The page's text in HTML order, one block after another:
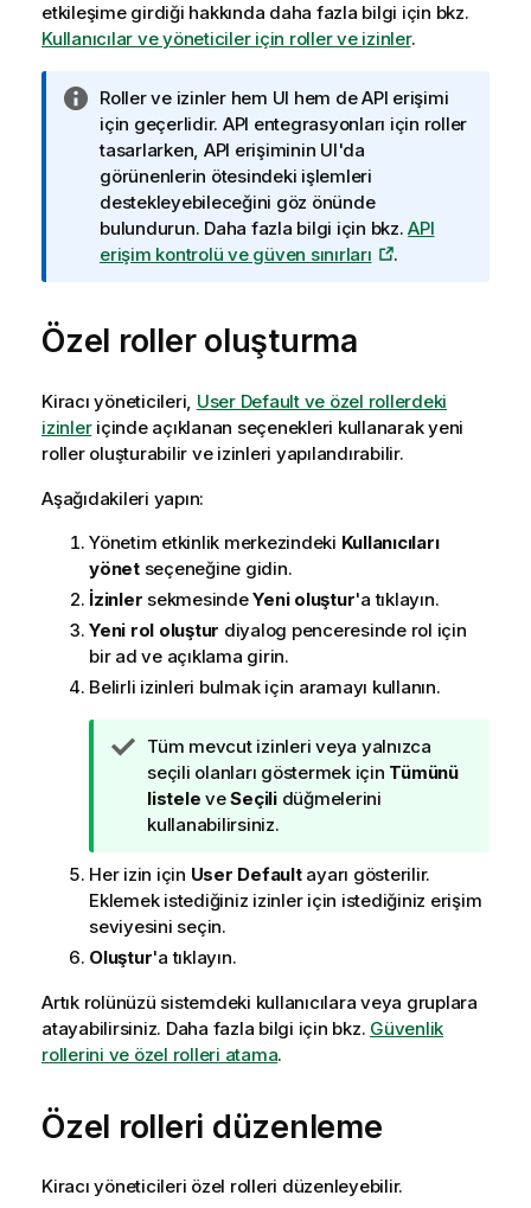
etkileşime girdiği hakkında daha fazla bilgi için bkz.
Kullanıcılar ve yöneticiler için roller ve izinler.
B
i
l
g
i
n
o
Roller ve izinler hem UI hem de API erişimi
için geçerlidir. API entegrasyonları için roller
tasarlarken, API erişiminin UI'da
görünenlerin ötesindeki işlemleri
destekleyebileceğini göz önünde
bulundurun. Daha fazla bilgi için bkz.API
erişim kontrolü ve güven sınırları
.
Özel roller oluşturma
Kiracı yöneticileri, User Default ve özel rollerdeki
izinleriçinde açıklanan seçenekleri kullanarak yeni
roller oluşturabilir ve izinleri yapılandırabilir.
Aşağıdakileri yapın:
Yönetim etkinlik merkezindeki Kullanıcıları
yönetseçeneğine gidin.
İzinler sekmesindeYeni oluştur'a tıklayın.
Yeni rol oluştur diyalog penceresinde rol için
bir ad ve açıklama girin.
Belirli izinleri bulmak için aramayı kullanın.
İ
p
u
c
n
o
t
u
Tüm mevcut izinleri veya yalnızca
seçili olanları göstermek için Tümünü
listele veSeçilidüğmelerini
kullanabilirsiniz.
Her izin için User Defaultayarı gösterilir.
Eklemek istediğiniz izinler için istediğiniz erişim
seviyesini seçin.
Oluştur'a tıklayın.
Artık rolünüzü sistemdeki kullanıcılara veya gruplara
atayabilirsiniz. Daha fazla bilgi için bkz. Güvenlik
rollerini ve özel rolleri atama.
Özel rolleri düzenleme
Kiracı yöneticileri özel rolleri düzenleyebilir.